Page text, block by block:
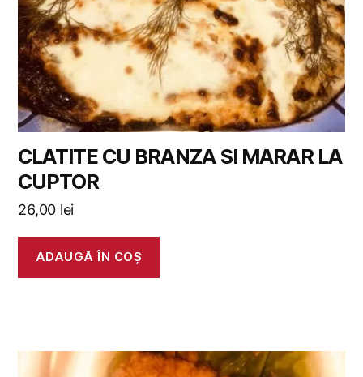
CLATITE CU BRANZA SI MARAR LA
CUPTOR
26,00 lei
ADAUGĂ ÎN COȘ